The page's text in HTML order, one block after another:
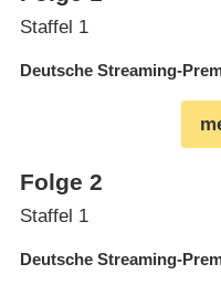
Staffel 1
Deutsche Streaming-
Folge 2
Staffel 1
Deutsche Streaming-